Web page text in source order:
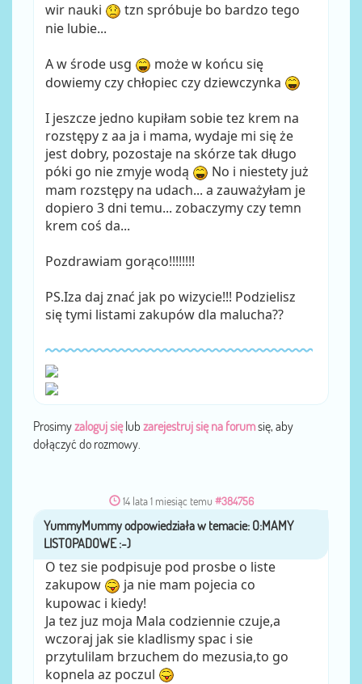
wir nauki
tzn spróbuje bo bardzo tego
nie lubie...
A w środe usg
może w końcu się
dowiemy czy chłopiec czy dziewczynka
I jeszcze jedno kupiłam sobie tez krem na
rozstępy z aa ja i mama, wydaje mi się że
jest dobry, pozostaje na skórze tak długo
póki go nie zmyje wodą
No i niestety już
mam rozstępy na udach... a zauważyłam je
dopiero 3 dni temu... zobaczymy czy temn
krem coś da...
Pozdrawiam gorąco!!!!!!!!
PS.Iza daj znać jak po wizycie!!! Podzielisz
się tymi listami zakupów dla malucha??
Prosimyzaloguj sięlub zarejestruj się na forumsię, aby
dołączyć do rozmowy.
14 lata 1 miesiąc temu #384756
przezYummyMummy
O tez sie podpisuje pod prosbe o liste
zakupow
ja nie mam pojecia co
kupowac i kiedy!
Ja tez juz moja Mala codziennie czuje,a
wczoraj jak sie kladlismy spac i sie
przytulilam brzuchem do mezusia,to go
kopnela az poczul